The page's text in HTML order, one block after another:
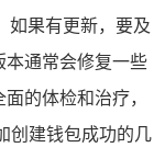
如果有更新，要及
本通常会修复一些
的体检和治疗，
创建钱包成功的几